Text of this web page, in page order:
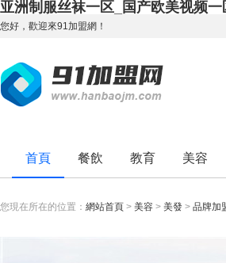
亚洲制服丝袜一区_国产欧美视频
您好，歡迎來91加盟網！
首頁 餐飲 教育 美容
您現在所在的位置： 網站首頁 > 美容 > 美發 > 品牌加